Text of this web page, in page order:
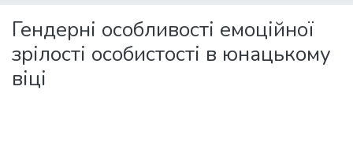
Гендерні особливості емоційної
зрілості особистості в юнацькому
віці